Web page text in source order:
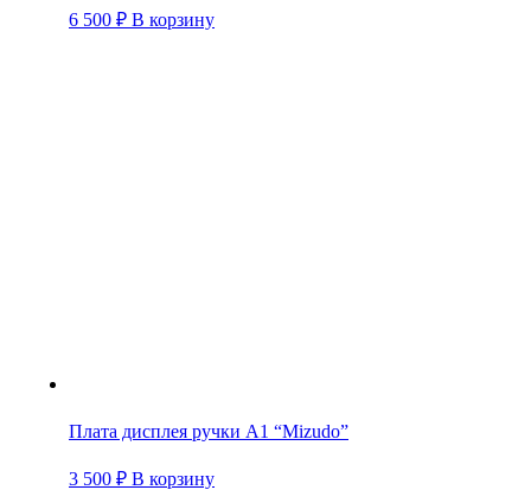
6 500 ₽ В корзину
Плата дисплея ручки А1 “Mizudo”
3 500 ₽ В корзину